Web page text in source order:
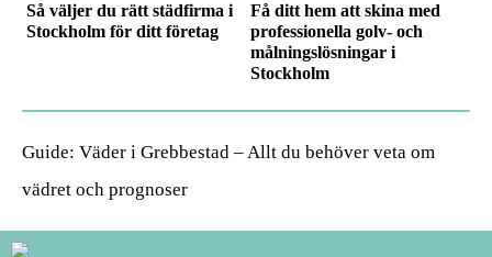
Så väljer du rätt städfirma i
Stockholm för ditt företag
Få ditt hem att skina med
professionella golv- och
målningslösningar i
Stockholm
Guide: Väder i Grebbestad – Allt du behöver veta om
vädret och prognoser